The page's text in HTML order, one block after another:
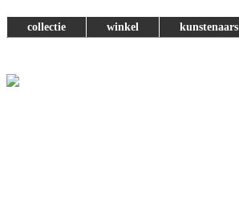
collectie winkel kunstenaars